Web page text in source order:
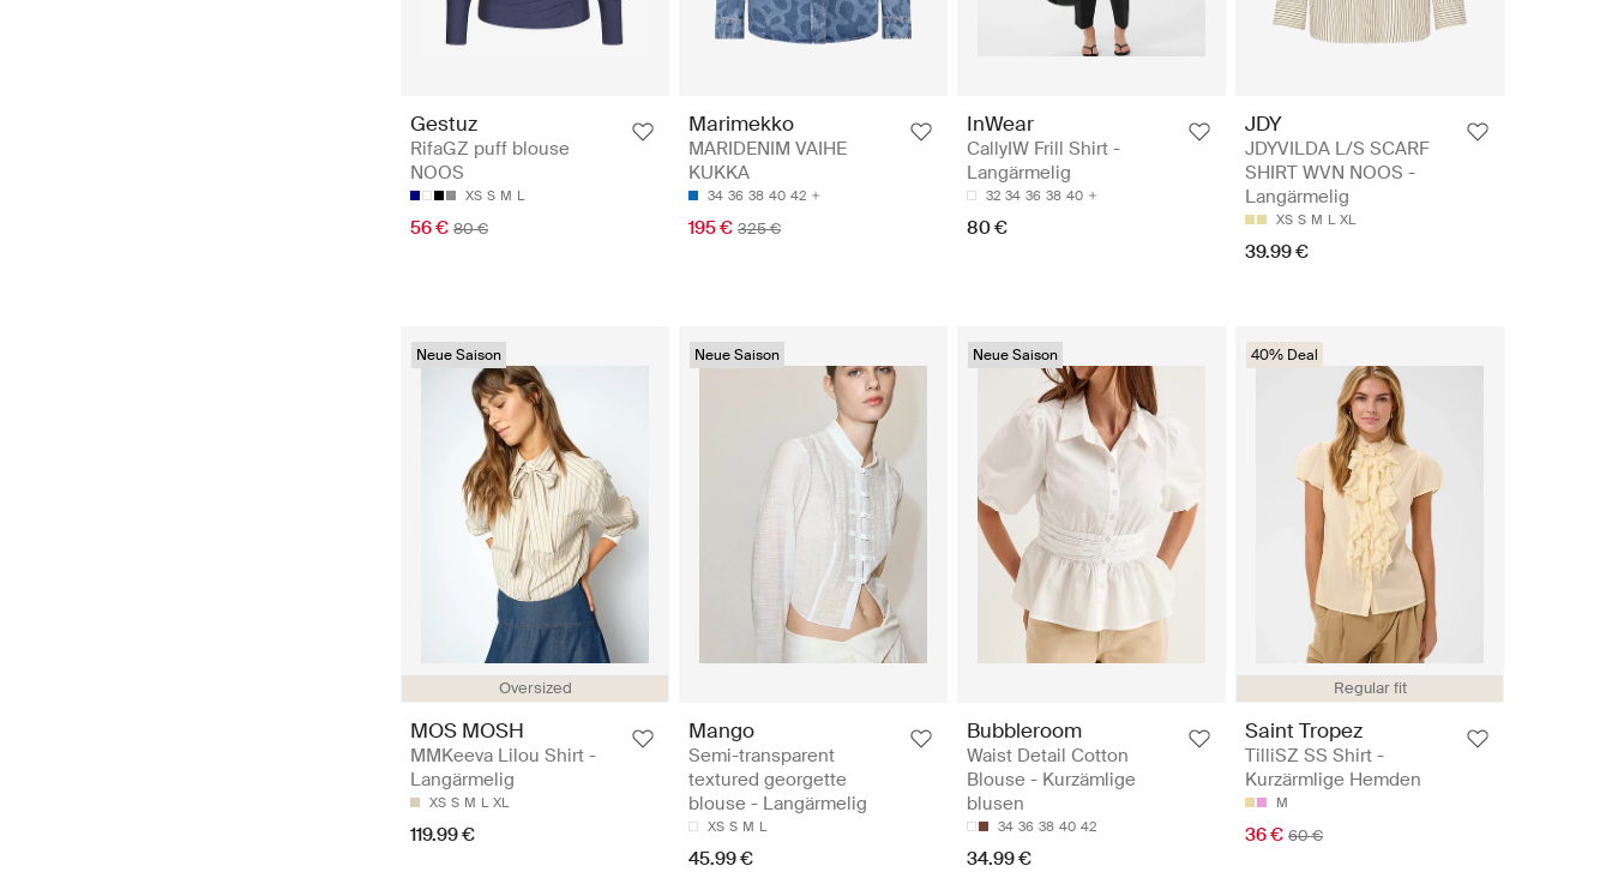
Gestuz
RifaGZ puff blouse
NOOS
XS S M L
56 € 80 €
Marimekko
MARIDENIM VAIHE
KUKKA
34 36 38 40 42
195 € 325 €
InWear
CallyIW Frill Shirt -
Langärmelig
32 34 36 38 40
80 €
JDY
JDYVILDA L/S SCARF
SHIRT WVN NOOS -
Langärmelig
XS S M L XL
39.99 €
Oversized
Neue Saison
MOS MOSH
MMKeeva Lilou Shirt -
Langärmelig
XS S M L XL
119.99 €
Neue Saison
Mango
Semi-transparent
textured georgette
blouse - Langärmelig
XS S M L
45.99 €
Neue Saison
Bubbleroom
Waist Detail Cotton
Blouse - Kurzämlige
blusen
34 36 38 40 42
34.99 €
Regular fit
40% Deal
Saint Tropez
TilliSZ SS Shirt -
Kurzärmlige Hemden
M
36 € 60 €